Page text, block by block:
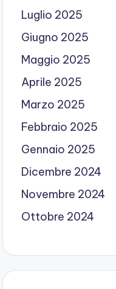
Luglio 2025
Giugno 2025
Maggio 2025
Aprile 2025
Marzo 2025
Febbraio 2025
Gennaio 2025
Dicembre 2024
Novembre 2024
Ottobre 2024